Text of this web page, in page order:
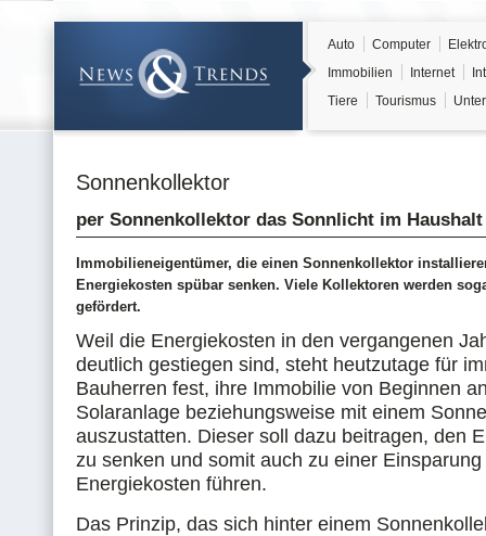
Auto Computer
Immobilien
Internet
Tiere
Tourismus
Sonnenkollektor
per Sonnenkollektor das Sonnlicht im
Immobilieneigentümer, die einen Sonnenkollektor
Energiekosten spübar senken. Viele Kollektoren werden
gefördert.
Weil die Energiekosten in den vergangenen
deutlich gestiegen sind, steht heutzutage für
Bauherren fest, ihre Immobilie von Beginnen
Solaranlage beziehungsweise mit einem
auszustatten. Dieser soll dazu beitragen, den
zu senken und somit auch zu einer
Energiekosten führen.
Das Prinzip, das sich hinter einem